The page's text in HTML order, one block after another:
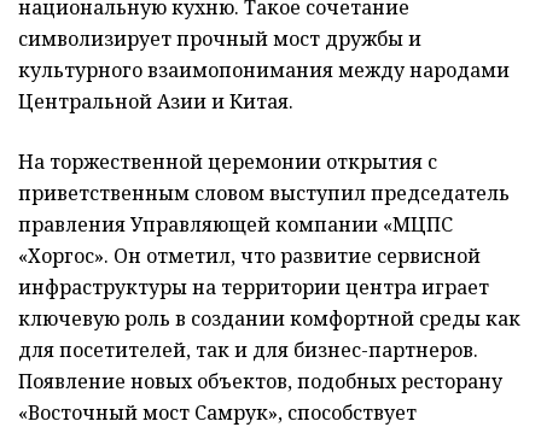
национальную кухню. Такое сочетание
символизирует прочный мост дружбы и
культурного взаимопонимания между народами
Центральной Азии и Китая.
На торжественной церемонии открытия с
приветственным словом выступил председатель
правления Управляющей компании «МЦПС
«Хоргос». Он отметил, что развитие сервисной
инфраструктуры на территории центра играет
ключевую роль в создании комфортной среды как
для посетителей, так и для бизнес-партнеров.
Появление новых объектов, подобных ресторану
«Восточный мост Самрук», способствует